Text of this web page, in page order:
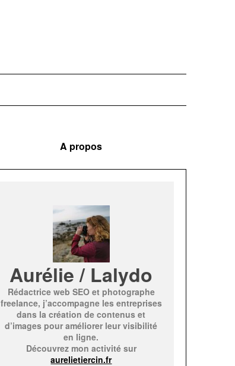
A propos
Aurélie / Lalydo
Rédactrice web SEO et photographe
freelance, j’accompagne les entreprises
dans la création de contenus et
d’images pour améliorer leur visibilité
en ligne.
Découvrez mon activité sur
aurelietiercin.fr